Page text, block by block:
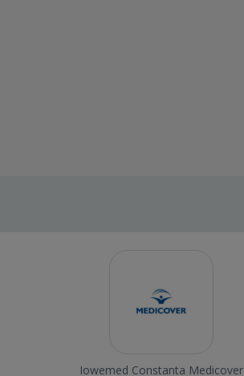
Iowemed Constanta Medicover